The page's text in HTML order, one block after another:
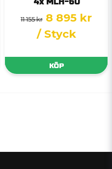
11 155 kr 8 895 kr
/ Styck
KÖP